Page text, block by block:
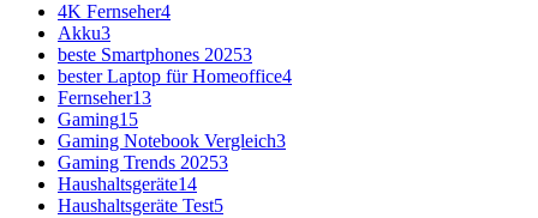
4K Fernseher4
Akku3
beste Smartphones 20253
bester Laptop für Homeoffice4
Fernseher13
Gaming15
Gaming Notebook Vergleich3
Gaming Trends 20253
Haushaltsgeräte14
Haushaltsgeräte Test5